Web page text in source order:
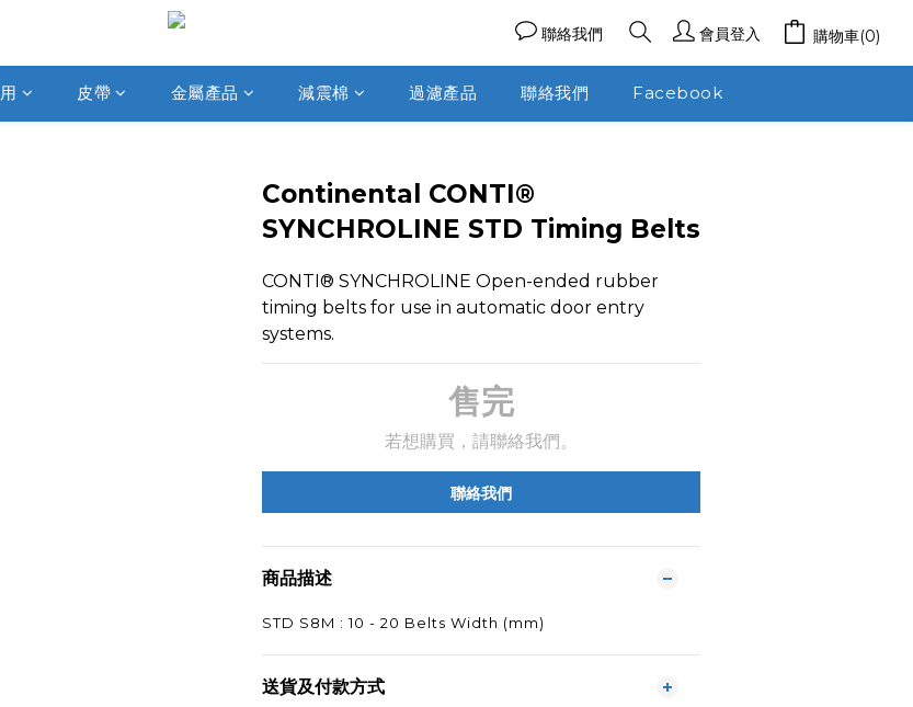
聯絡我們 會員登入 購物車(0)
皮帶 金屬產品 減震棉 過濾產品 聯絡我們 Facebook
Continental CONTI®
SYNCHROLINE STD Timing Belts
CONTI® SYNCHROLINE Open-ended rubber
timing belts for use in automatic door entry
systems.
售完
若想購買，請聯絡我們。
聯絡我們
商品描述
STD S8M : 10 - 20 Belts Width (mm)
送貨及付款方式